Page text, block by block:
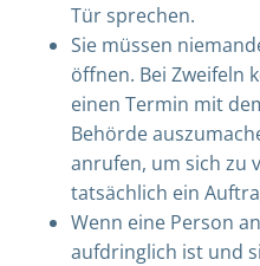
Tür sprechen.
Sie müssen
öffnen. Bei Zweifeln
einen Termin mit
Behörde
anrufen, um sich zu
tatsächlich ein
Wenn eine Person
aufdringlich ist und